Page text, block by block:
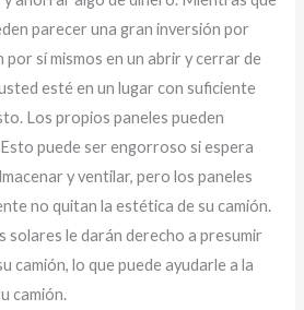
parecer una gran inversión por
por sí mismos en un abrir y cerrar de
esté en un lugar con suficiente
Los propios paneles pueden
puede ser engorroso si espera
y ventilar, pero los paneles
no quitan la estética de su camión.
solares le darán derecho a presumir
camión, lo que puede ayudarle a la
camión.